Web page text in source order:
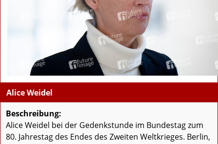
Alice Weidel
Beschreibung:
Alice Weidel bei der Gedenkstunde im Bundestag zum
80. Jahrestag des Endes des Zweiten Weltkrieges. Berlin,